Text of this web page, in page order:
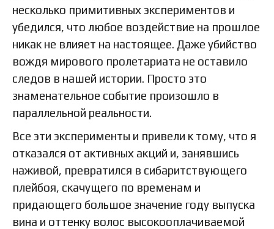
несколько примитивных экспериментов и
убедился, что любое воздействие на прошлое
никак не влияет на настоящее. Даже убийство
вождя мирового пролетариата не оставило
следов в нашей истории. Просто это
знаменательное событие произошло в
параллельной реальности.
Все эти эксперименты и привели к тому, что я
отказался от активных акций и, занявшись
наживой, превратился в сибаритствующего
плейбоя, скачущего по временам и
придающего большое значение году выпуска
вина и оттенку волос высокооплачиваемой